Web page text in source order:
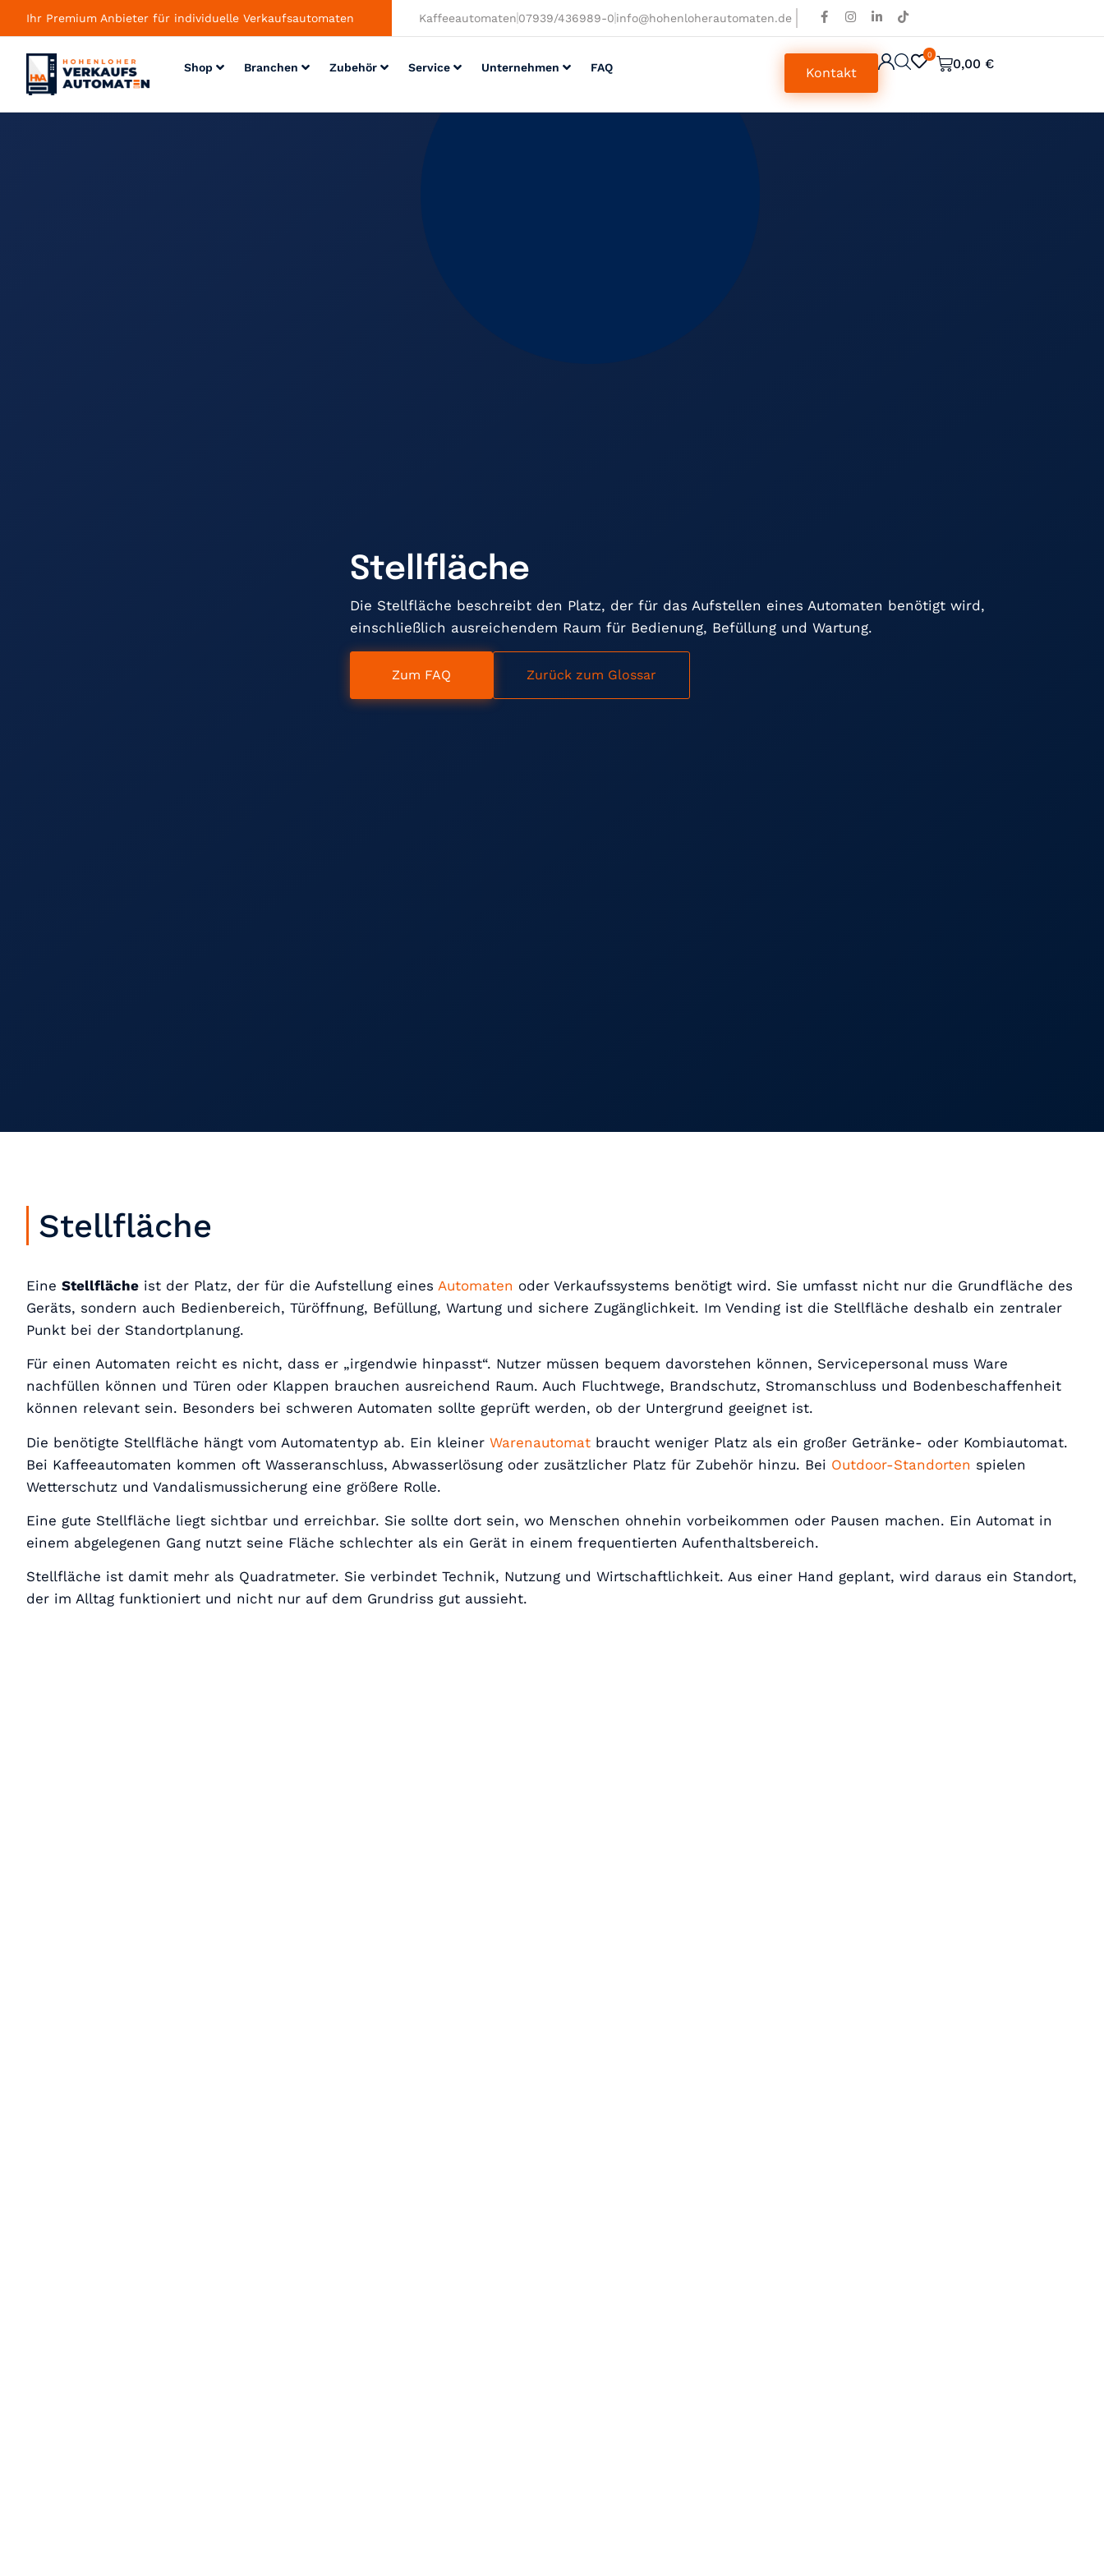
Ihr Premium Anbieter für individuelle Verkaufsautomaten Kaffeeautomaten 07939/436989-0 info@hohenloherautomaten.de
Shop Branchen Zubehör Service Unternehmen FAQ Kontakt
0
0,00 €
Stellfläche
Die Stellfläche beschreibt den Platz, der für das Aufstellen eines Automaten benötigt wird,
einschließlich ausreichendem Raum für Bedienung, Befüllung und Wartung.
Zum FAQ Zurück zum Glossar
Stellfläche
Eine Stellfläche ist der Platz, der für die Aufstellung eines Automaten oder Verkaufssystems benötigt wird. Sie umfasst nicht nur die Grundfläche des
Geräts, sondern auch Bedienbereich, Türöffnung, Befüllung, Wartung und sichere Zugänglichkeit. Im Vending ist die Stellfläche deshalb ein zentraler
Punkt bei der Standortplanung.
Für einen Automaten reicht es nicht, dass er „irgendwie hinpasst“. Nutzer müssen bequem davorstehen können, Servicepersonal muss Ware
nachfüllen können und Türen oder Klappen brauchen ausreichend Raum. Auch Fluchtwege, Brandschutz, Stromanschluss und Bodenbeschaffenheit
können relevant sein. Besonders bei schweren Automaten sollte geprüft werden, ob der Untergrund geeignet ist.
Die benötigte Stellfläche hängt vom Automatentyp ab. Ein kleiner Warenautomat braucht weniger Platz als ein großer Getränke- oder Kombiautomat.
Bei Kaffeeautomaten kommen oft Wasseranschluss, Abwasserlösung oder zusätzlicher Platz für Zubehör hinzu. Bei Outdoor-Standorten spielen
Wetterschutz und Vandalismussicherung eine größere Rolle.
Eine gute Stellfläche liegt sichtbar und erreichbar. Sie sollte dort sein, wo Menschen ohnehin vorbeikommen oder Pausen machen. Ein Automat in
einem abgelegenen Gang nutzt seine Fläche schlechter als ein Gerät in einem frequentierten Aufenthaltsbereich.
Stellfläche ist damit mehr als Quadratmeter. Sie verbindet Technik, Nutzung und Wirtschaftlichkeit. Aus einer Hand geplant, wird daraus ein Standort,
der im Alltag funktioniert und nicht nur auf dem Grundriss gut aussieht.